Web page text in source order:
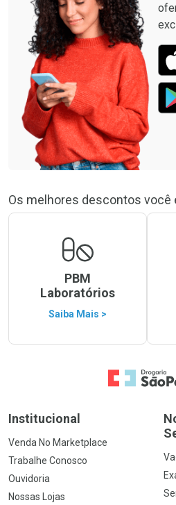
Os melhores descontos você
PBM
Laboratórios
Saiba Mais >
Ir para a Home
Institucional
Venda No Marketplace
Trabalhe Conosco
Ouvidoria
Nossas Lojas